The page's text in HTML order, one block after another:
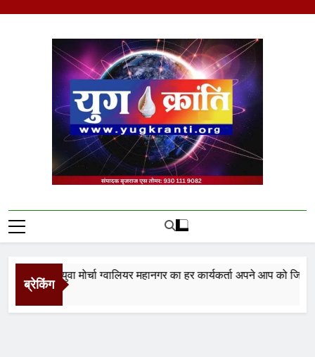
Yug Kranti | Trusted
News Portal
ब्रेकिंग
युवा मोर्चा ग्वालियर महानगर का हर कार्यकर्ता अपने आप को जिला अध्यक्ष